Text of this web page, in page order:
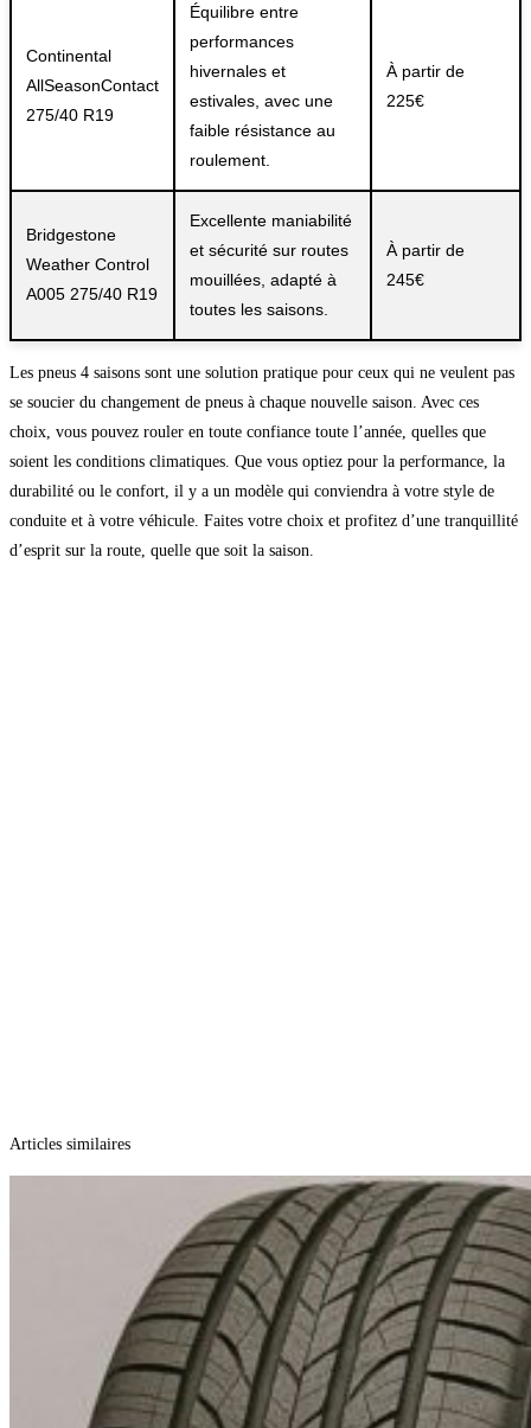
Continental
AllSeasonContact
275/40 R19
Équilibre entre
performances
hivernales et
estivales, avec une
faible résistance au
roulement.
À partir de
225€
Bridgestone
Weather Control
A005 275/40 R19
Excellente maniabilité
et sécurité sur routes
mouillées, adapté à
toutes les saisons.
À partir de
245€
Les pneus 4 saisons sont une solution pratique pour ceux qui ne veulent pas
se soucier du changement de pneus à chaque nouvelle saison. Avec ces
choix, vous pouvez rouler en toute confiance toute l’année, quelles que
soient les conditions climatiques. Que vous optiez pour la performance, la
durabilité ou le confort, il y a un modèle qui conviendra à votre style de
conduite et à votre véhicule. Faites votre choix et profitez d’une tranquillité
d’esprit sur la route, quelle que soit la saison.
Articles similaires